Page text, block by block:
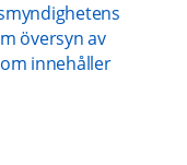
översyn av
innehåller